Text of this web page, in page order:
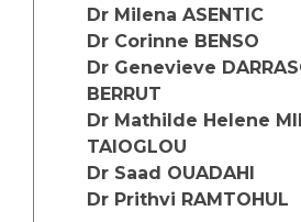
Salon des familles
Transports sanitaires
Vos droits, vos devoirs
Handicap
Les structures de recherche
Écoles et Instituts de
Plateforme des internes
Dr Milena ASENTIC
Dr Corinne BENSO
Dr Genevieve DARRASON-
BERRUT
Dr Mathilde Helene MINOT
TAIOGLOU
Dr Saad OUADAHI
Dr Prithvi RAMTOHUL